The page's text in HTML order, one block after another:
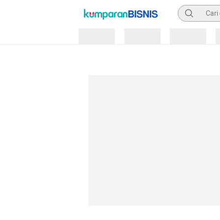
Pencarian